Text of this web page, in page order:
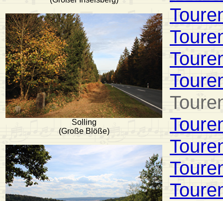
Solling
(Große Blöße)